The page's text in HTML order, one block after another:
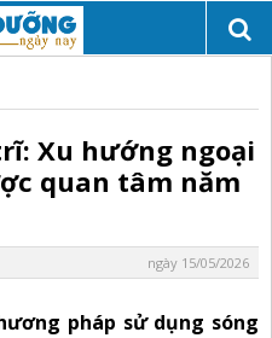
Xu hướng ngoại
quan tâm năm
ngày 15/05/2026
pháp sử dụng sóng